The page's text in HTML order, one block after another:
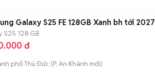
Galaxy S25 FE 128GB Xanh bh tới 2027
S25 128 GB
đ
phố Thủ Đức (P. An Khánh mới)